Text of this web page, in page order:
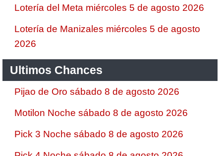
Lotería del Meta miércoles 5 de agosto 2026
Lotería de Manizales miércoles 5 de agosto
2026
Ultimos Chances
Pijao de Oro sábado 8 de agosto 2026
Motilon Noche sábado 8 de agosto 2026
Pick 3 Noche sábado 8 de agosto 2026